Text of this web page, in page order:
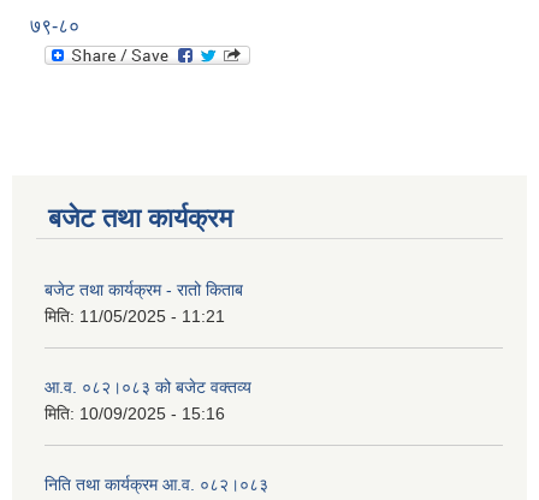
७९-८०
बजेट तथा कार्यक्रम
बजेट तथा कार्यक्रम - रातो किताब
मिति: 11/05/2025 - 11:21
आ.व. ०८२।०८३ को बजेट वक्तव्य
मिति: 10/09/2025 - 15:16
निति तथा कार्यक्रम आ.व. ०८२।०८३